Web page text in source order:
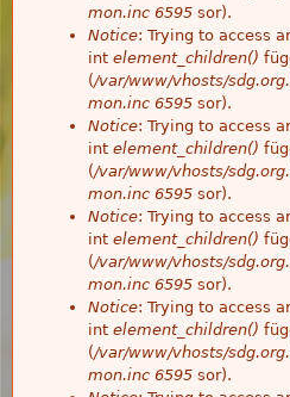
mon.inc 6595 sor).
Notice: Trying to access
int element_children()
(/var/www/vhosts/
mon.inc 6595 sor).
Notice: Trying to access
int element_children()
(/var/www/vhosts/
mon.inc 6595 sor).
Notice: Trying to access
int element_children()
(/var/www/vhosts/
mon.inc 6595 sor).
Notice: Trying to access
int element_children()
(/var/www/vhosts/
mon.inc 6595 sor).